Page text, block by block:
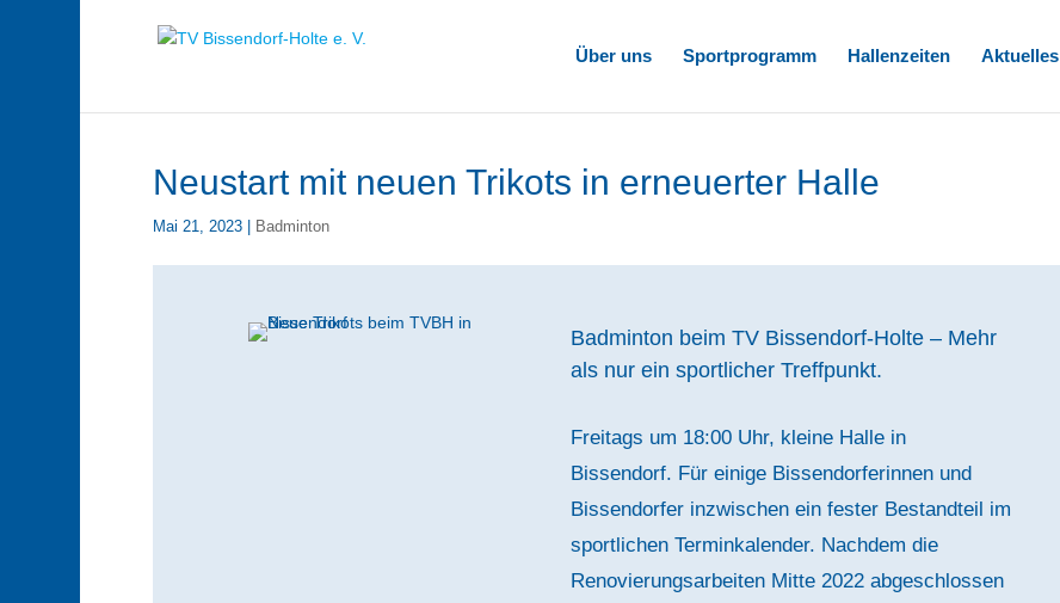
Über uns Sportprogramm Hallenzeiten Aktuelles
Neustart mit neuen Trikots in erneuerter Halle
Mai 21, 2023| Badminton
Badminton beim TV Bissendorf-Holte – Mehr
als nur ein sportlicher Treffpunkt.
Freitags um 18:00 Uhr, kleine Halle in
Bissendorf. Für einige Bissendorferinnen und
Bissendorfer inzwischen ein fester Bestandteil im
sportlichen Terminkalender. Nachdem die
Renovierungsarbeiten Mitte 2022 abgeschlossen